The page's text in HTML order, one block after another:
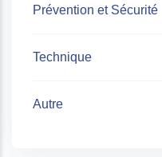
Prévention et Sécurité
Technique
Autre